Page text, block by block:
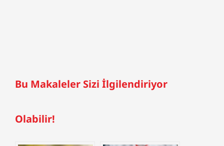
Bu Makaleler Sizi İlgilendiriyor
Olabilir!